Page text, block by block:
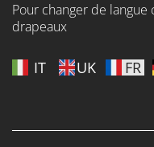
Pour changer de langue
drapeaux
IT UK FR